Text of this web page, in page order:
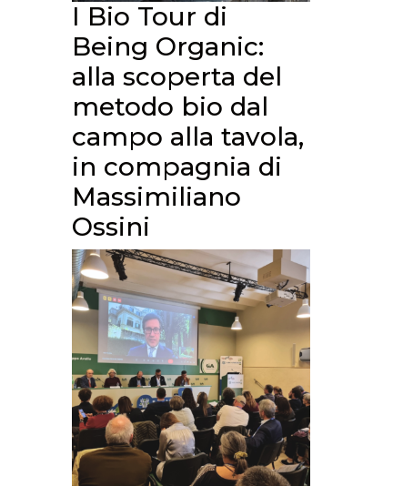
I Bio Tour di
Being Organic:
alla scoperta del
metodo bio dal
campo alla tavola,
in compagnia di
Massimiliano
Ossini